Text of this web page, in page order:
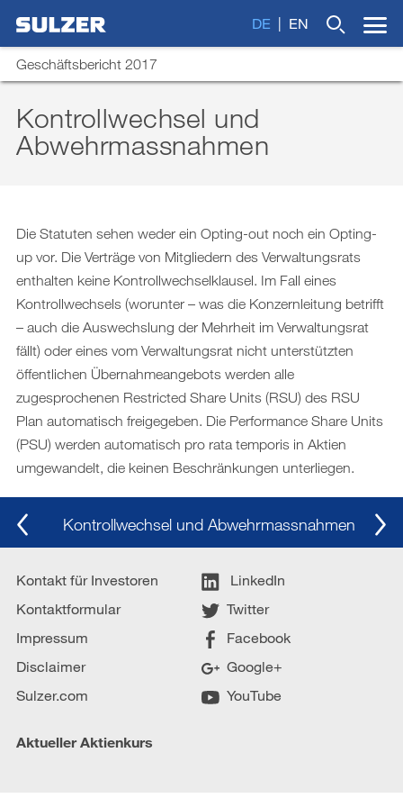
Geschäftsbericht 2017
DE EN
Brief an die Aktionärinnen und Aktionäre
Lagebericht
Nachhaltige Entwicklung
Corporate Governance
Vergütungsbericht
Finanzberichterstattung
Downloads
Wonach suchen Sie?
Kontrollwechsel und
Abwehrmassnahmen
Die Statuten sehen weder ein Opting-out noch ein Opting-
up vor. Die Verträge von Mitgliedern des Verwaltungsrats
enthalten keine Kontrollwechselklausel. Im Fall eines
Kontrollwechsels (worunter – was die Konzernleitung betrifft
– auch die Auswechslung der Mehrheit im Verwaltungsrat
fällt) oder eines vom Verwaltungsrat nicht unterstützten
öffentlichen Übernahmeangebots werden alle
zugesprochenen Restricted Share Units (RSU) des RSU
Plan automatisch freigegeben. Die Performance Share Units
(PSU) werden automatisch pro rata temporis in Aktien
umgewandelt, die keinen Beschränkungen unterliegen.
Kontrollwechsel und Abwehrmassnahmen
Kontakt für Investoren
Kontaktformular
Impressum
Disclaimer
Sulzer.com
LinkedIn
Twitter
Facebook
Google+
YouTube
Aktueller Aktienkurs